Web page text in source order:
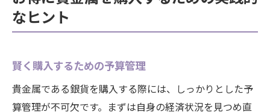
なヒント
賢く購入するための予算管理
貴金属である銀貨を購入する際には、しっかりとした予
算管理が不可欠です。まずは自身の経済状況を見つめ直